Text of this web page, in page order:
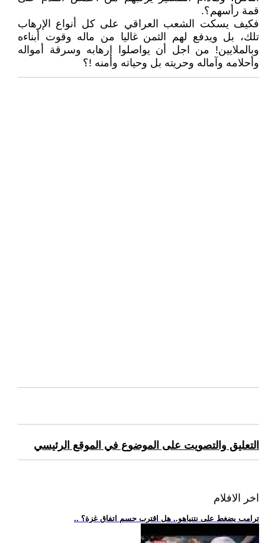
قمة رأسهم؟.
فكيف يسكت الشعب العراقي على كل أنواع الإرهاب
تلك، بل ويدفع لهم الثمن غاليا من ماله وقوت أبناءه
وبالملايين! من اجل أن يواصلوا إرهابه وسرقة أمواله
وأحلامه وآماله وحريته بل وحياته وأمنه !؟
التعليق والتصويت على الموضوع في الموقع الرئيسي
اخر الافلام
.. ترامب يضغط على نتنياهو.. هل اقترب حسم اتفاق غزة؟